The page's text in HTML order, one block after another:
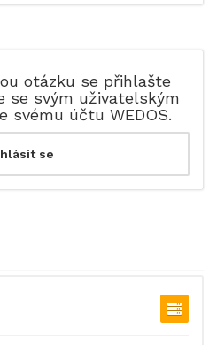
otázku se přihlašte
se svým uživatelským
svému účtu WEDOS.